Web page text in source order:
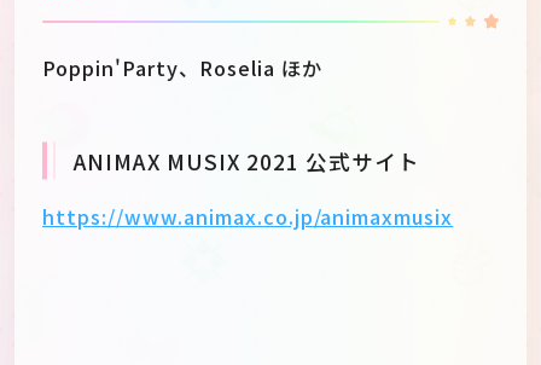
Poppin'Party、Roselia ほか
ANIMAX MUSIX 2021 公式サイト
https://www.animax.co.jp/animaxmusix